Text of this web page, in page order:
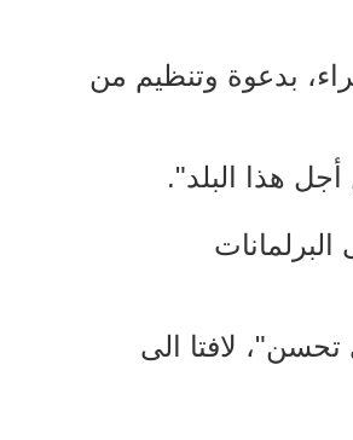
بدعوة وتنظيم من
هذا البلد".
لافتا الى